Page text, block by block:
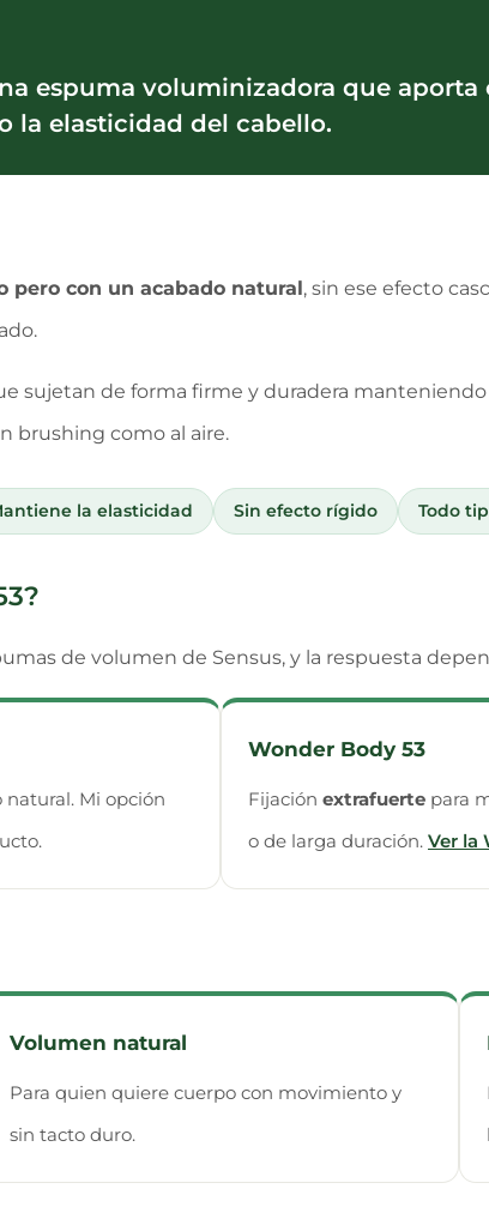
espuma voluminizadora que
la elasticidad del cabello.
pero con un acabado natural, sin ese efecto
sujetan de forma firme y duradera
brushing como al aire.
la elasticidad Sin efecto rígido Todo
de volumen de Sensus, y la respuesta
Mi opción
Wonder Body 53
Fijación extrafuerte para
o de larga duración. Ver la
Volumen natural
Para quien quiere cuerpo con movimiento y
sin tacto duro.